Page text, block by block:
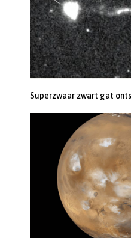
Superzwaar zwart gat